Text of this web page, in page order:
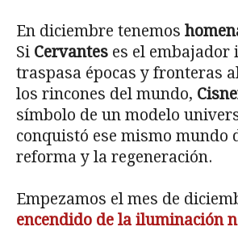
En diciembre tenemos
Si Cervantes es el embajador
traspasa épocas y fronteras
los rincones del mundo,
símbolo de un modelo
conquistó ese mismo mundo
reforma y la regeneración.
Empezamos el mes de
encendido de la iluminación